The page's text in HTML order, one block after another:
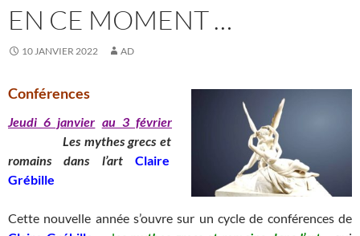
EN CE MOMENT …
10 JANVIER 2022 AD
Conférences
Jeudi 6 janvier au 3 février
Les mythes grecs et
romains dans l’art Claire
Grébille
Cette nouvelle année s’ouvre sur un cycle de conférences de